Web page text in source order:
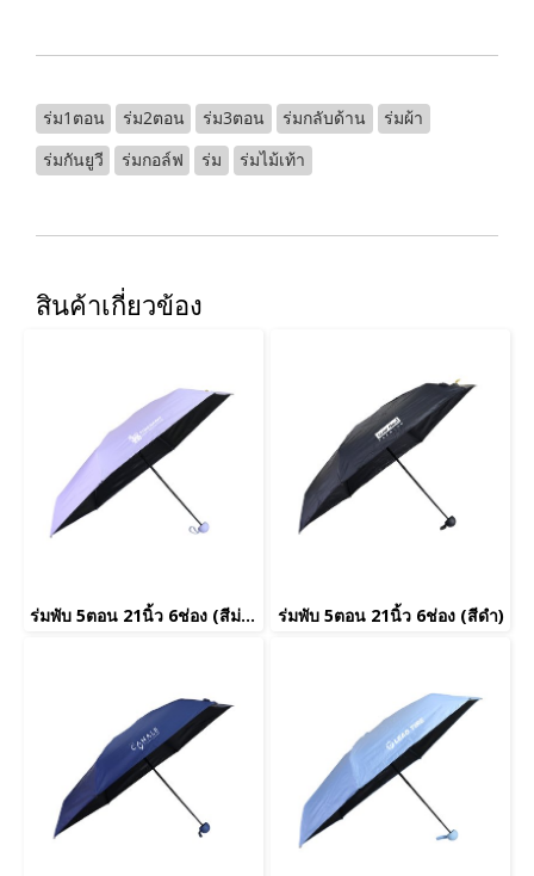
ร่ม1ตอน ร่ม2ตอน ร่ม3ตอน ร่มกลับด้าน
ร่มผ้า
ร่มกันยูวี
ร่มกอล์ฟ ร่ม ร่มไม้เท้า
สินค้าเกี่ยวข้อง
ร่มพับ 5ตอน 21นิ้ว 6ช่อง (สีม่วง) ร่มพับ 5ตอน 21นิ้ว 6ช่อง (สีดำ)